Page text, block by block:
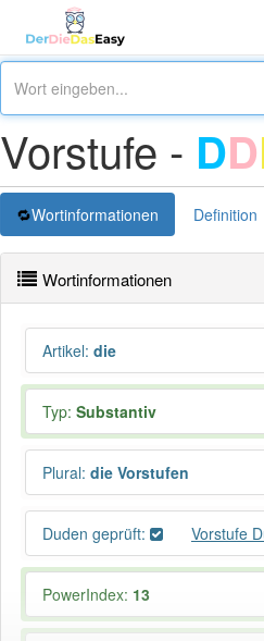
Vorstufe - DD
Wortinformationen Definition
Wortinformationen
Artikel: die
Typ: Substantiv
Plural: die Vorstufen
Duden geprüft: Vorstufe
PowerIndex: 13